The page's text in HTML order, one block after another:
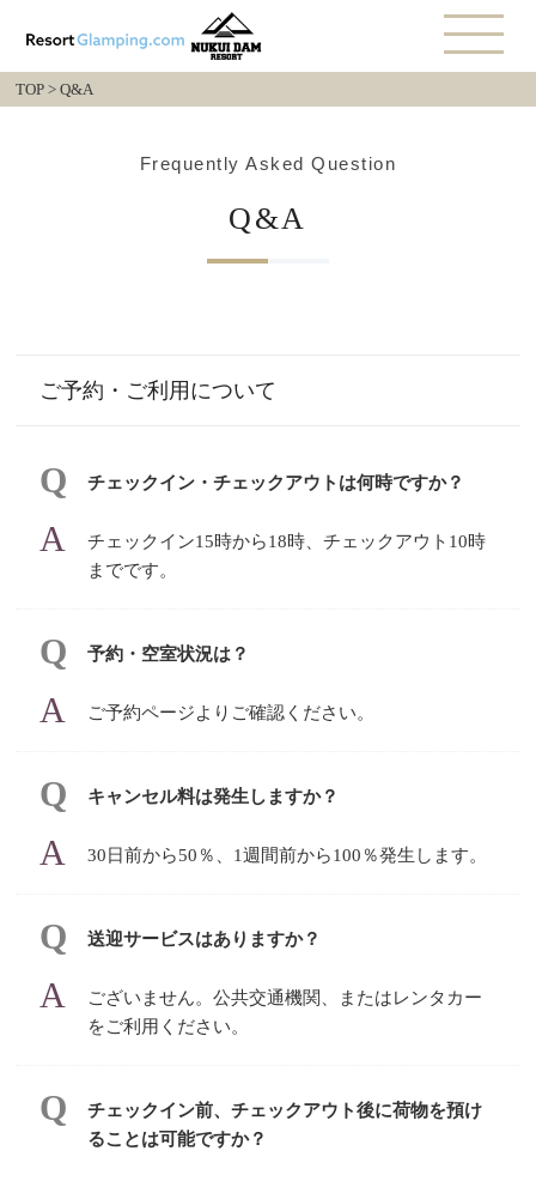
TOP >Q&A
Frequently Asked Question
Q&A
ご予約・ご利用について
チェックイン・チェックアウトは何時ですか？
チェックイン15時から18時、チェックアウト10時
までです。
予約・空室状況は？
ご予約ページよりご確認ください。
キャンセル料は発生しますか？
30日前から50％、1週間前から100％発生します。
送迎サービスはありますか？
ございません。公共交通機関、またはレンタカー
をご利用ください。
チェックイン前、チェックアウト後に荷物を預け
ることは可能ですか？